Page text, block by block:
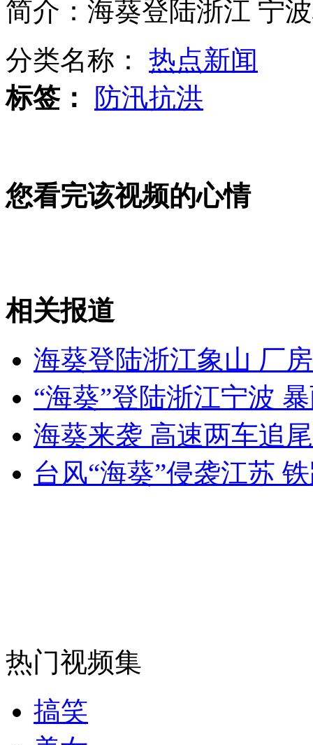
南非蛙王承认百米蛙泳作弊夺金
海葵登陆 厂房倒塌面目全非
男排选手发球超有力 直接打到裁判席
山西运城恶犬咬伤多人 警民合力深夜将其击毙
女孩北京地铁殴打老人 痛下狠手拳打脚踢
简介：海葵登陆浙江 宁
分类名称： 热点新闻
标签：
防汛抗洪
您看完该视频的心情
相关报道
海葵登陆浙江象山 厂
“海葵”登陆浙江宁波
海葵来袭 高速两车追
台风“海葵”侵袭江苏
热门视频集
搞笑